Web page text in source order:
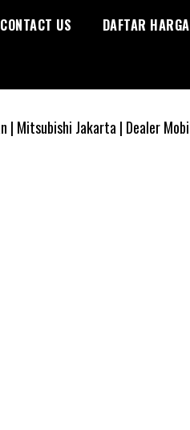
CONTACT US
DAFTAR HARGA